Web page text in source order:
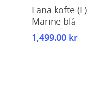
Kjøp
Fana kofte (L)
Marine blå
1,499.00 kr